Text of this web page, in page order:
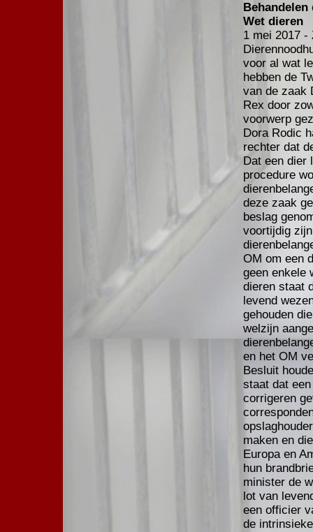
Wet dieren
1 mei 2017 -
voor al wat
hebben de
van de zaak
Rex door
voorwerp
Dora Rodic
rechter dat
Dat een dier
procedure
deze zaak
beslag
voortijdig
OM om een
geen enkele
dieren staat
levend
gehouden
welzijn
en het OM
Besluit
staat dat
corrigeren
maken en
Europa en
hun
minister de
lot van
een officier
de